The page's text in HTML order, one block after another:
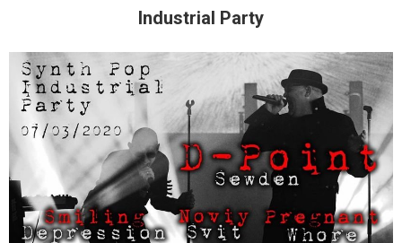
Industrial Party